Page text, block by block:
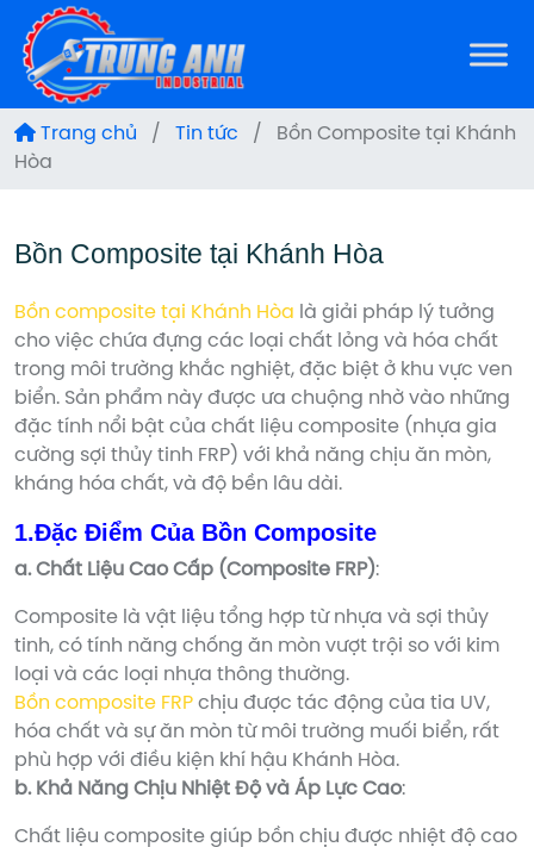
Trang chủ / Tin tức /
Bồn Composite tại Khánh
Hòa
Bồn Composite tại Khánh Hòa
Bồn composite tại Khánh Hòa là giải pháp lý tưởng
cho việc chứa đựng các loại chất lỏng và hóa chất
trong môi trường khắc nghiệt, đặc biệt ở khu vực ven
biển. Sản phẩm này được ưa chuộng nhờ vào những
đặc tính nổi bật của chất liệu composite (nhựa gia
cường sợi thủy tinh FRP) với khả năng chịu ăn mòn,
kháng hóa chất, và độ bền lâu dài.
1.Đặc Điểm Của Bồn Composite
a. Chất Liệu Cao Cấp (Composite FRP):
Composite là vật liệu tổng hợp từ nhựa và sợi thủy
tinh, có tính năng chống ăn mòn vượt trội so với kim
loại và các loại nhựa thông thường.
Bồn composite FRP chịu được tác động của tia UV,
hóa chất và sự ăn mòn từ môi trường muối biển, rất
phù hợp với điều kiện khí hậu Khánh Hòa.
b. Khả Năng Chịu Nhiệt Độ và Áp Lực Cao:
Chất liệu composite giúp bồn chịu được nhiệt độ cao